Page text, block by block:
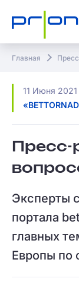
Главная
11 Июня 2021
Пресс-
Эксперты
портала
главных
Европы по